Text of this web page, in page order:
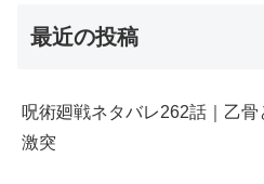
最近の投稿
呪術廻戦ネタバレ262話｜乙
激突